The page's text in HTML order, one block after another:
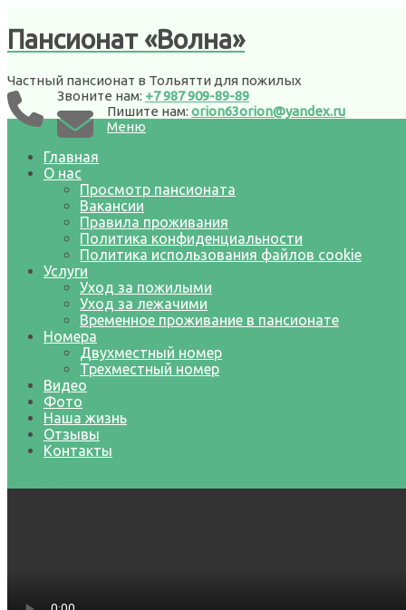
Пансионат «Волна»
Частный пансионат в Тольятти для пожилых
Звоните нам: +7 987 909-89-89
Пишите нам: orion63orion@yandex.ru
Меню
Главная
О нас
Просмотр пансионата
Вакансии
Правила проживания
Политика конфиденциальности
Политика использования файлов cookie
Услуги
Уход за пожилыми
Уход за лежачими
Временное проживание в пансионате
Номера
Двухместный номер
Трехместный номер
Видео
Фото
Наша жизнь
Отзывы
Контакты
3
16.01.2023
|Комментариев нет